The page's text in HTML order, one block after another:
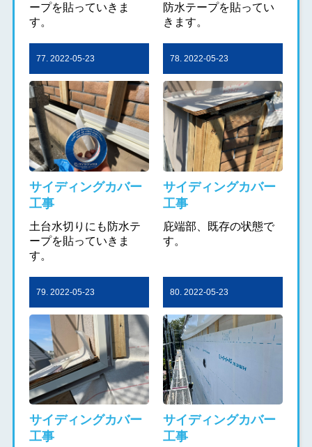
ープを貼っていきま
す。
防水テープを貼ってい
きます。
77. 2022-05-23
サイディングカバー
工事
土台水切りにも防水テ
ープを貼っていきま
す。
78. 2022-05-23
サイディングカバー
工事
庇端部、既存の状態で
す。
79. 2022-05-23
サイディングカバー
工事
80. 2022-05-23
サイディングカバー
工事